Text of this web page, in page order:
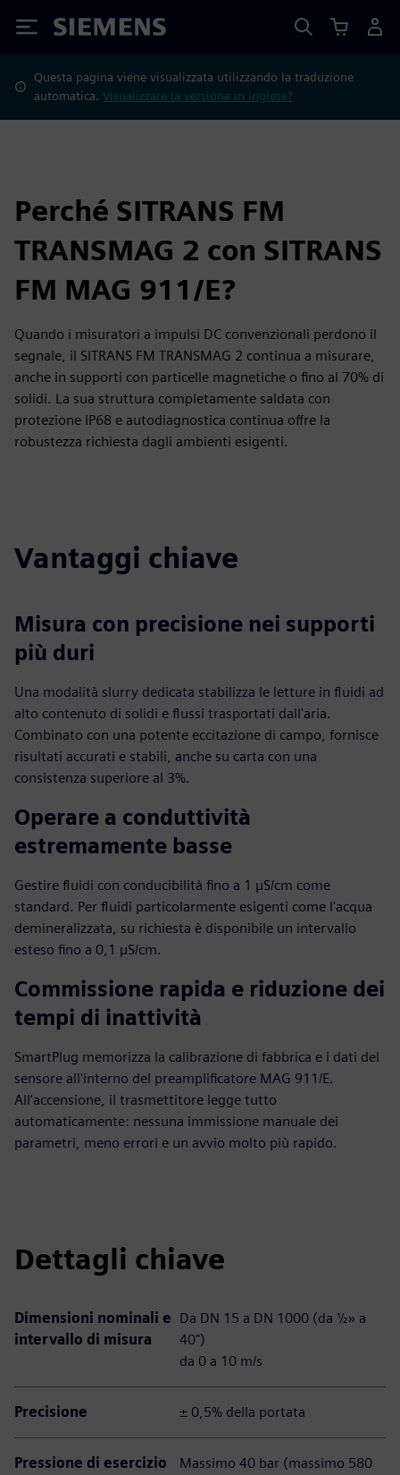
Siemens
Questa pagina viene visualizzata utilizzando la traduzione
automatica.Visualizzare la versione in inglese?
Perché SITRANS FM
TRANSMAG 2 con SITRANS
FM MAG 911/E?
Quando i misuratori a impulsi DC convenzionali perdono il
segnale, il SITRANS FM TRANSMAG 2 continua a misurare,
anche in supporti con particelle magnetiche o fino al 70% di
solidi. La sua struttura completamente saldata con
protezione IP68 e autodiagnostica continua offre la
robustezza richiesta dagli ambienti esigenti.
Vantaggi chiave
Misura con precisione nei supporti
più duri
Una modalità slurry dedicata stabilizza le letture in fluidi ad
alto contenuto di solidi e flussi trasportati dall'aria.
Combinato con una potente eccitazione di campo, fornisce
risultati accurati e stabili, anche su carta con una
consistenza superiore al 3%.
Operare a conduttività
estremamente basse
Gestire fluidi con conducibilità fino a 1 µS/cm come
standard. Per fluidi particolarmente esigenti come l'acqua
demineralizzata, su richiesta è disponibile un intervallo
esteso fino a 0,1 µS/cm.
Commissione rapida e riduzione dei
tempi di inattività
SmartPlug memorizza la calibrazione di fabbrica e i dati del
sensore all'interno del preamplificatore MAG 911/E.
All'accensione, il trasmettitore legge tutto
automaticamente: nessuna immissione manuale dei
parametri, meno errori e un avvio molto più rapido.
Dettagli chiave
Dimensioni nominali e
intervallo di misura
Da DN 15 a DN 1000 (da ½» a
40")
da 0 a 10 m/s
Precisione ± 0,5% della portata
Pressione di esercizio
Massimo 40 bar (massimo 580